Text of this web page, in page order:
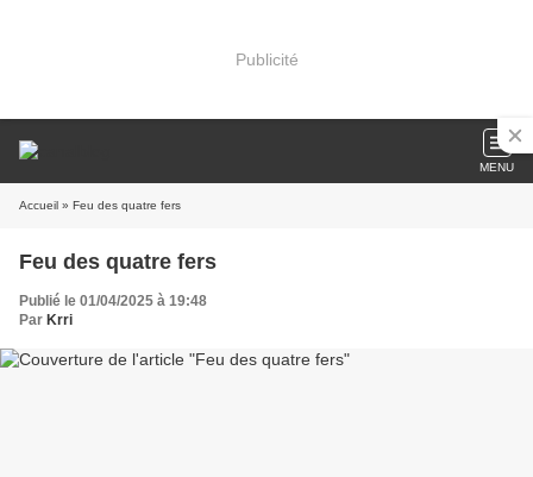
Publicité
MENU
Accueil » Feu des quatre fers
Feu des quatre fers
Publié le 01/04/2025 à 19:48
Par Krri